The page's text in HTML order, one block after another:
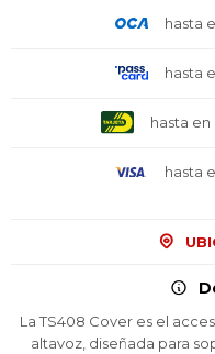
hasta
hasta
hasta en
hasta
La TS408 Cover es el
altavoz, diseñada para
¡Sumate a
Comprá en 3
12 cuotas
* sujeto
¡Sumate a
Comprá en 3
12 cuotas
* sujeto
¡Sumate a
Comprá en 3
12 cuotas
* sujeto